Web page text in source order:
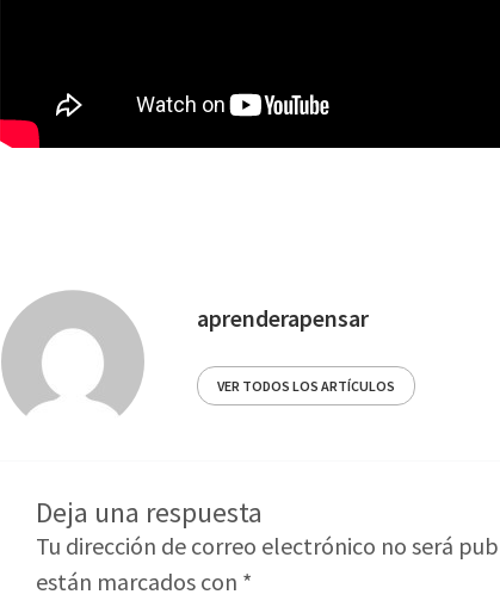
aprenderapensar
VER TODOS LOS ARTÍCULOS
Deja una respuesta
Tu dirección de correo electrónico no será
están marcados con *